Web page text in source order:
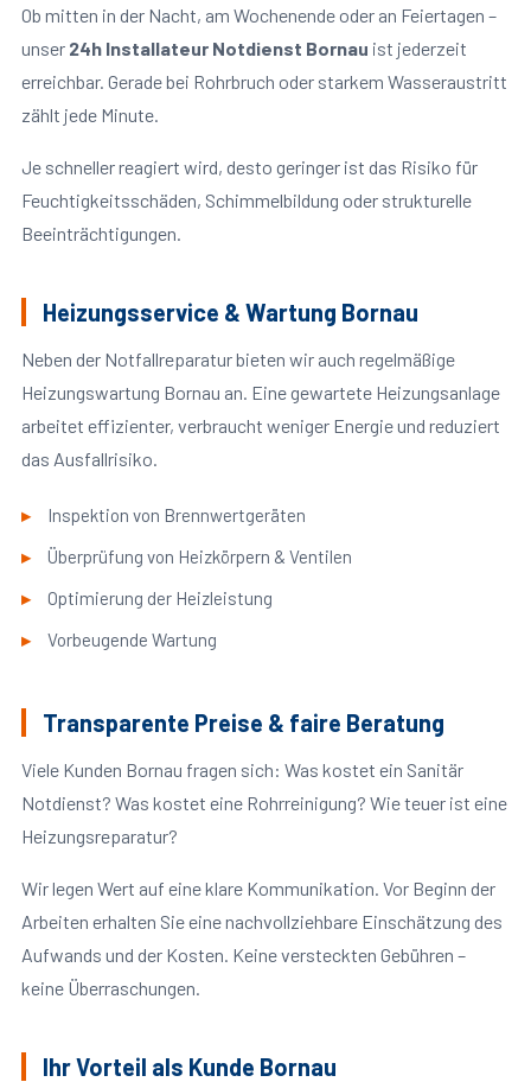
Ob mitten in der Nacht, am Wochenende oder an Feiertagen –
unser 24h Installateur Notdienst Bornau ist jederzeit
erreichbar. Gerade bei Rohrbruch oder starkem Wasseraustritt
zählt jede Minute.
Je schneller reagiert wird, desto geringer ist das Risiko für
Feuchtigkeitsschäden, Schimmelbildung oder strukturelle
Beeinträchtigungen.
Heizungsservice & Wartung Bornau
Neben der Notfallreparatur bieten wir auch regelmäßige
Heizungswartung Bornau an. Eine gewartete Heizungsanlage
arbeitet effizienter, verbraucht weniger Energie und reduziert
das Ausfallrisiko.
Inspektion von Brennwertgeräten
Überprüfung von Heizkörpern & Ventilen
Optimierung der Heizleistung
Vorbeugende Wartung
Transparente Preise & faire Beratung
Viele Kunden Bornau fragen sich: Was kostet ein Sanitär
Notdienst? Was kostet eine Rohrreinigung? Wie teuer ist eine
Heizungsreparatur?
Wir legen Wert auf eine klare Kommunikation. Vor Beginn der
Arbeiten erhalten Sie eine nachvollziehbare Einschätzung des
Aufwands und der Kosten. Keine versteckten Gebühren –
keine Überraschungen.
Ihr Vorteil als Kunde Bornau